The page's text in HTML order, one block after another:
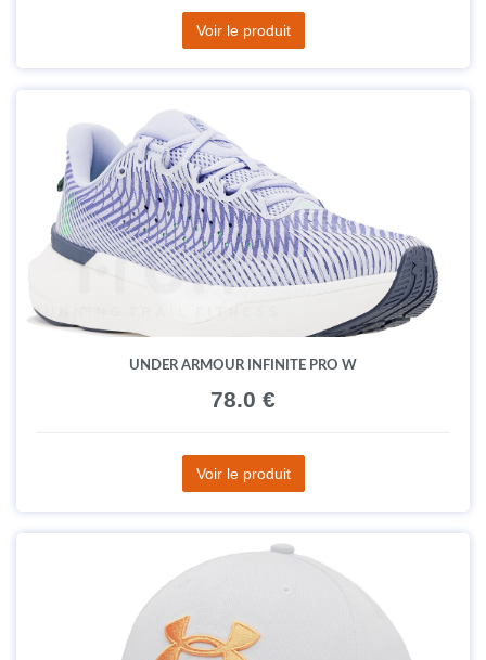
Voir le produit
UNDER ARMOUR INFINITE PRO W
78.0 €
Voir le produit